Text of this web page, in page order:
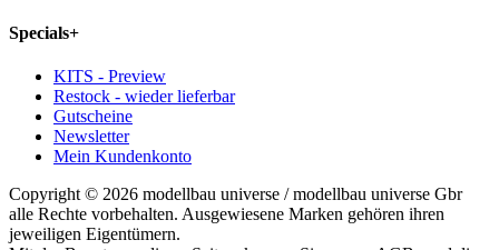
Specials+
KITS - Preview
Restock - wieder lieferbar
Gutscheine
Newsletter
Mein Kundenkonto
Copyright © 2026 modellbau universe / modellbau universe Gbr
alle Rechte vorbehalten. Ausgewiesene Marken gehören ihren
jeweiligen Eigentümern.